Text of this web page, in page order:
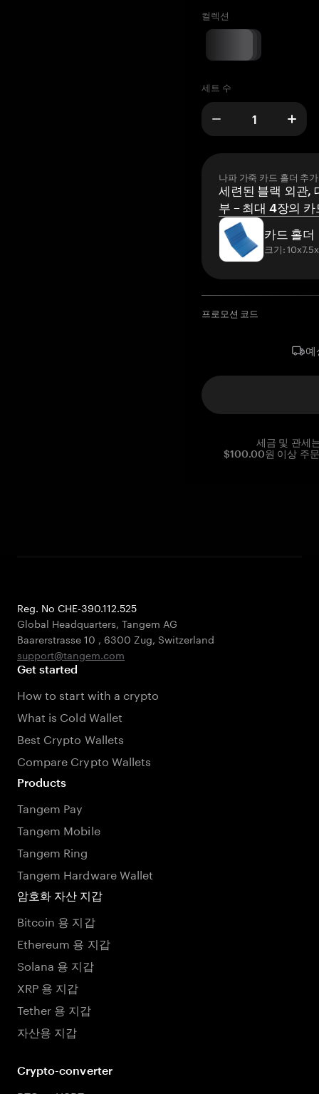
컬렉션
세트 수
나파 가죽 카드 홀더 추가
세련된 블랙 외관,
부 – 최대 4장의
카드 홀더
크기:
프로모션 코드
예
세금 및 관세
$100.00원 이상 주
Reg. No CHE-390.112.525
Global Headquarters, Tangem AG
Baarerstrasse 10 , 6300 Zug, Switzerland
support@tangem.com
Get started
How to start with a crypto
What is Cold Wallet
Best Crypto Wallets
Compare Crypto Wallets
Products
Tangem Pay
Tangem Mobile
Tangem Ring
Tangem Hardware Wallet
암호화 자산 지갑
Bitcoin 용 지갑
Ethereum 용 지갑
Solana 용 지갑
XRP 용 지갑
Tether 용 지갑
자산용 지갑
Crypto-converter